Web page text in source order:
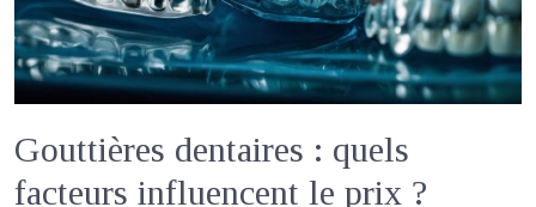
Gouttières dentaires : quels
facteurs influencent le prix ?